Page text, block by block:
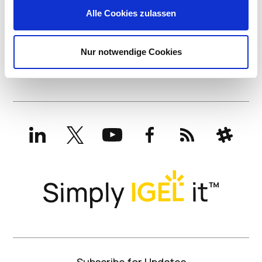
Alle Cookies zulassen
Nur notwendige Cookies
LinkedInX
(formerly
Twitter)
YouTubeFacebookRSS Slack